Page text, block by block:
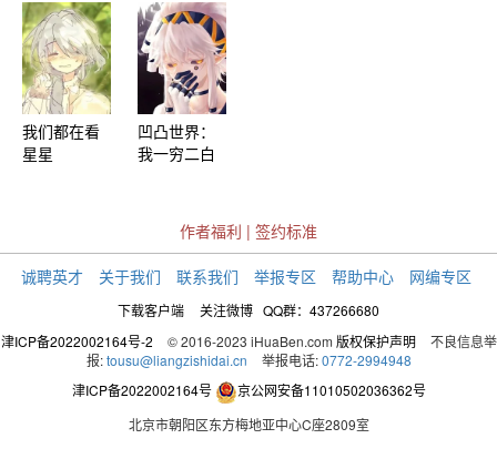
我们都在看
星星
凹凸世界：
我一穷二白
作者福利 | 签约标准
诚聘英才 关于我们 联系我们 举报专区 帮助中心 网编专区
下载客户端 关注微博 QQ群：437266680
津ICP备2022002164号-2
© 2016-2023 iHuaBen.com 版权保护声明
不良信息举
报: tousu@liangzishidai.cn 举报电话: 0772-2994948
津ICP备2022002164号
京公网安备11010502036362号
北京市朝阳区东方梅地亚中心C座2809室